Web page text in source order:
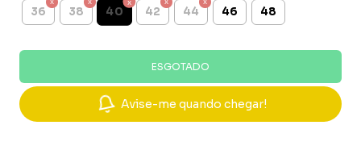
36 38 40 42 44 46 48
Avise-me quando chegar!